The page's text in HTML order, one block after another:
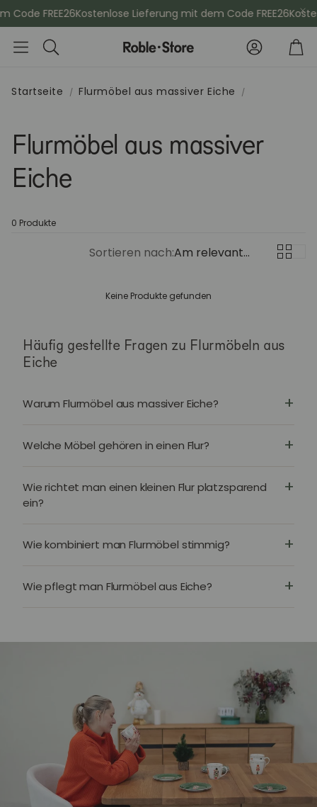
FREE26Kostenlose Lieferung mit dem Code FREE26
Suche
Konto
Bücherregale
Startseite Flurmöbel aus massiver Eiche
Flurmöbel aus massiver
Eiche
0 Produkte
Sortieren nach: Am relevantesten
Keine Produkte gefunden
Häufig gestellte Fragen zu Flurmöbeln aus
Eiche
Warum Flurmöbel aus massiver Eiche?
Welche Möbel gehören in einen Flur?
Wie richtet man einen kleinen Flur platzsparend
ein?
Wie kombiniert man Flurmöbel stimmig?
Wie pflegt man Flurmöbel aus Eiche?